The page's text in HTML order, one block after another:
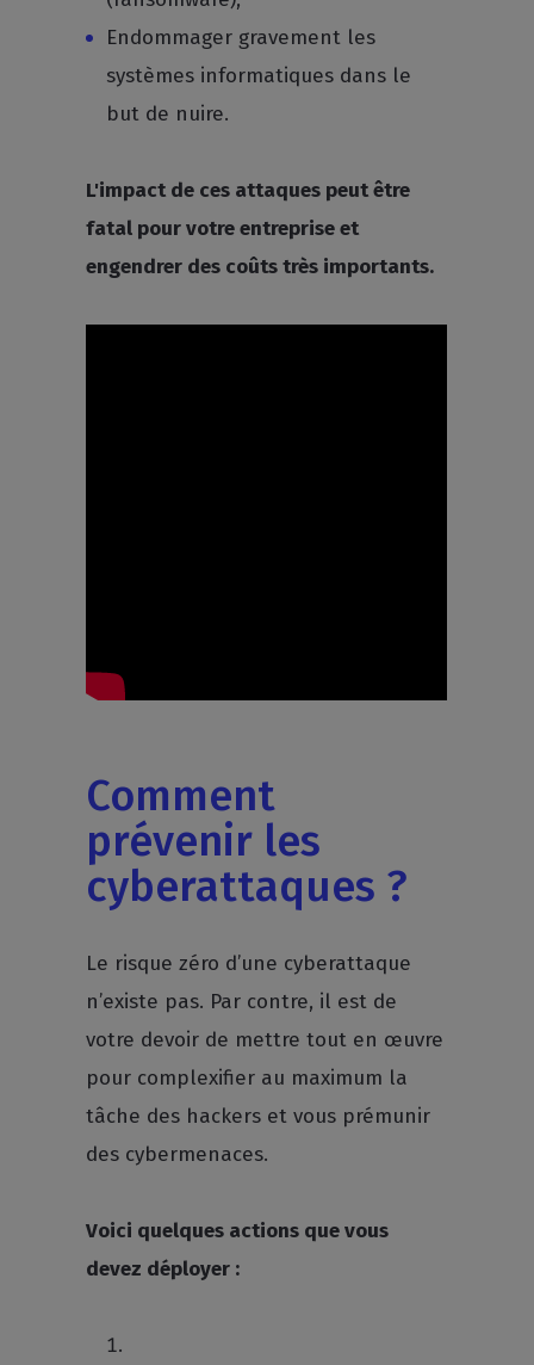
Endommager gravement les
systèmes informatiques dans le
but de nuire.
L'impact de ces attaques peut être
fatal pour votre entreprise et
engendrer des coûts très importants.
Comment
prévenir les
cyberattaques ?
Le risque zéro d’une cyberattaque
n’existe pas. Par contre, il est de
votre devoir de mettre tout en œuvre
pour complexifier au maximum la
tâche des hackers et vous prémunir
des cybermenaces.
Voici quelques actions que vous
devez déployer :